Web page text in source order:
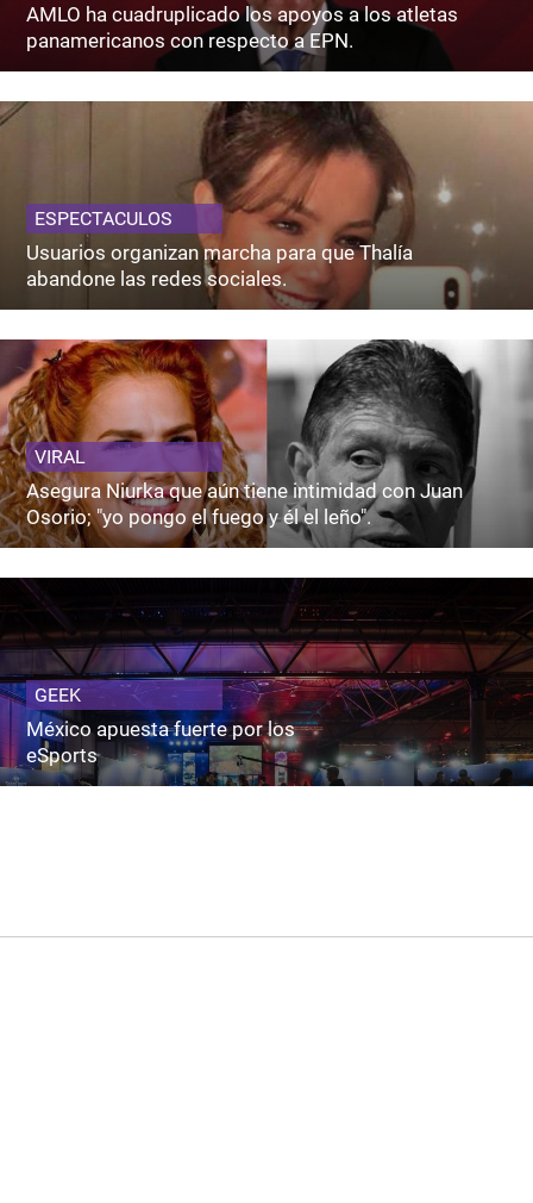
AMLO ha cuadruplicado los apoyos a los atletas
panamericanos con respecto a EPN.
ESPECTACULOS
Usuarios organizan marcha para que Thalía
abandone las redes sociales.
VIRAL
Asegura Niurka que aún tiene intimidad con Juan
Osorio; "yo pongo el fuego y él el leño".
GEEK
México apuesta fuerte por los
eSports